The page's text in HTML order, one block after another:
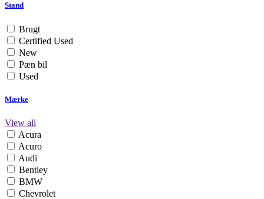
Stand
Brugt
Certified Used
New
Pæn bil
Used
Mærke
View all
Acura
Acuro
Audi
Bentley
BMW
Chevrolet